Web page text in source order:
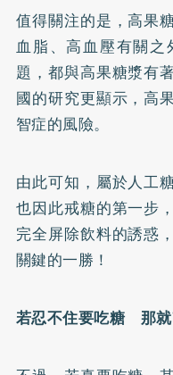
值得關注的是，高果
血脂、高血壓有關之
題，都與高果糖漿有
國的研究更顯示，高
智症的風險。
由此可知，屬於人工
也因此戒糖的第一步
完全屏除飲料的誘惑
關鍵的一勝！
若忍不住要吃糖 那就